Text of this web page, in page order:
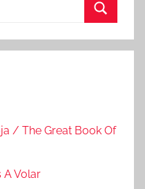
/ The Great Book Of
A Volar